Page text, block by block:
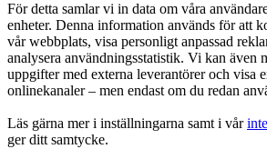
För detta samlar vi in data om våra
enheter. Denna information används för att
vår webbplats, visa personligt anpassad
analysera användningsstatistik. Vi kan även
uppgifter med externa leverantörer och visa
onlinekanaler – men endast om du redan
Läs gärna mer i inställningarna samt i vår
ger ditt samtycke.